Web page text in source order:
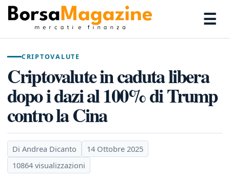
☰
CRIPTOVALUTE
Criptovalute in caduta libera
dopo i dazi al 100% di Trump
contro la Cina
Di Andrea Dicanto
14 Ottobre 2025
10864 visualizzazioni